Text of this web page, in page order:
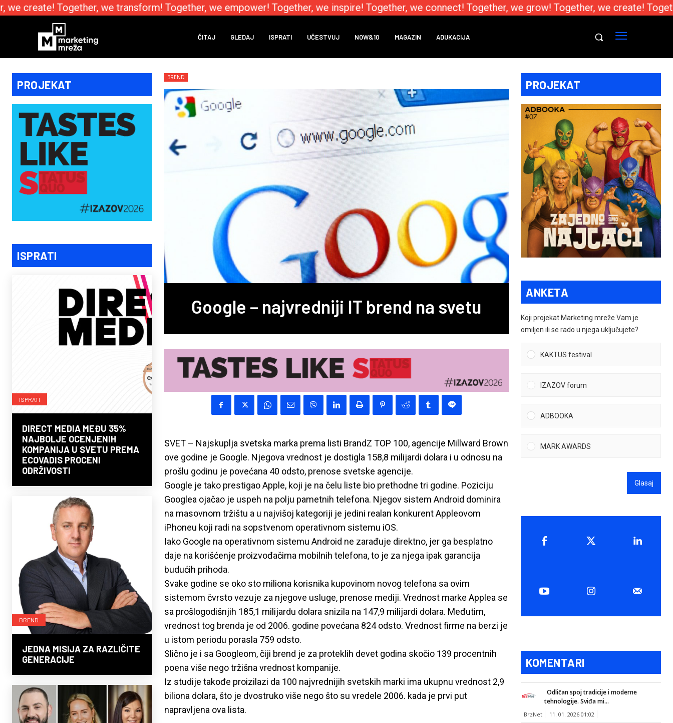
create! Together, we transform! Together, we empower! Together, we inspire! Together, we connect! Together, we grow! Together, we create!
ČITAJ GLEDAJ ISPRATI UČESTVUJ NOW&10 MAGAZIN ADUKACIJA
PROJEKAT
ISPRATI
ISPRATI
DIRECT MEDIA MEĐU 35%
NAJBOLJE OCENJENIH
KOMPANIJA U SVETU PREMA
ECOVADIS PROCENI
ODRŽIVOSTI
BREND
JEDNA MISIJA ZA RAZLIČITE
GENERACIJE
BREND
Google – najvredniji IT brend na svetu
SVET – Najskuplja svetska marka prema listi BrandZ TOP 100, agencije Millward Brown
ove godine je Google. Njegova vrednost je dostigla 158,8 milijardi dolara i u odnosu na
prošlu godinu je povećana 40 odsto, prenose svetske agencije.
Google je tako prestigao Apple, koji je na čelu liste bio prethodne tri godine. Poziciju
Googlea ojačao je uspeh na polju pametnih telefona. Njegov sistem Android dominira
na masovnom tržištu a u najvišoj kategoriji je jedini realan konkurent Appleovom
iPhoneu koji radi na sopstvenom operativnom sistemu iOS.
Iako Google na operativnom sistemu Android ne zarađuje direktno, jer ga besplatno
daje na korišćenje proizvođačima mobilnih telefona, to je za njega ipak garancija
budućih prihoda.
Svake godine se oko sto miliona korisnika kupovinom novog telefona sa ovim
sistemom čvrsto vezuje za njegove usluge, prenose mediji. Vrednost marke Applea se
sa prošlogodišnjih 185,1 milijardu dolara snizila na 147,9 milijardi dolara. Međutim,
vrednost tog brenda je od 2006. godine povećana 824 odsto. Vrednost firme na berzi je
u istom periodu porasla 759 odsto.
Slično je i sa Googleom, čiji brend je za proteklih devet godina skočio 139 procentnih
poena više nego tržišna vrednost kompanije.
Iz studije takođe proizilazi da 100 najvrednijih svetskih marki ima ukupnu vrednost 2,9
biliona dolara, što je dvostruko više nego što su vredele 2006. kada je prvi put
napravljena ova lista.
PROJEKAT
ANKETA
Koji projekat Marketing mreže Vam je
omiljen ili se rado u njega uključujete?
KAKTUS festival
IZAZOV forum
ADBOOKA
MARK AWARDS
Glasaj
KOMENTARI
Odličan spoj tradicije i moderne
tehnologije. Sviđa mi...
BrzNet 11. 01. 2026 01:02